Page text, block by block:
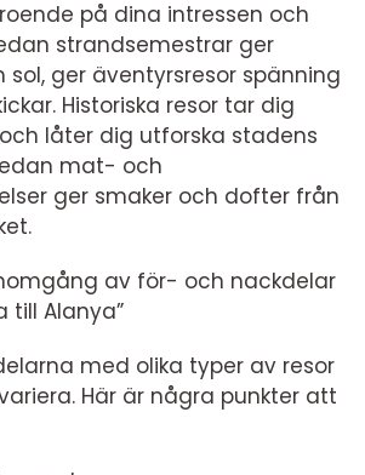
på dina intressen och
strandsemestrar ger
sol, ger äventyrsresor spänning
Historiska resor tar dig
låter dig utforska stadens
mat- och
ger smaker och dofter från
av för- och nackdelar
till Alanya”
med olika typer av resor
Här är några punkter att